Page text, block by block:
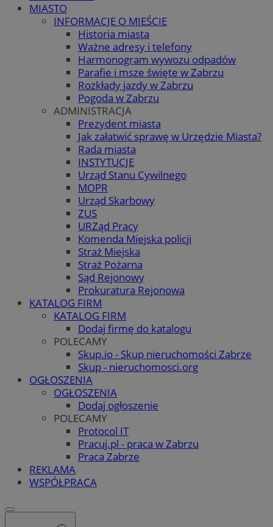
MIASTO
INFORMACJE O MIEŚCIE
Historia miasta
Ważne adresy i telefony
Harmonogram wywozu odpadów
Parafie i msze święte w Zabrzu
Rozkłady jazdy w Zabrzu
Pogoda w Zabrzu
ADMINISTRACJA
Prezydent miasta
Jak załatwić sprawę w Urzędzie Miasta?
Rada miasta
INSTYTUCJE
Urząd Stanu Cywilnego
MOPR
Urząd Skarbowy
ZUS
URZąd Pracy
Komenda Miejska policji
Straż Miejska
Straż Pożarna
Sąd Rejonowy
Prokuratura Rejonowa
KATALOG FIRM
KATALOG FIRM
Dodaj firmę do katalogu
POLECAMY
Skup.io - Skup nieruchomości Zabrze
Skup - nieruchomosci.org
OGŁOSZENIA
OGŁOSZENIA
Dodaj ogłoszenie
POLECAMY
Protocol IT
Pracuj.pl - praca w Zabrzu
Praca Zabrze
REKLAMA
WSPÓŁPRACA